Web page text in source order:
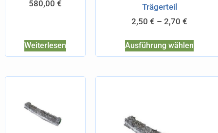
580,00 €
Weiterlesen
Trägerteil
2,50 € – 2,70 €
Ausführung wählen